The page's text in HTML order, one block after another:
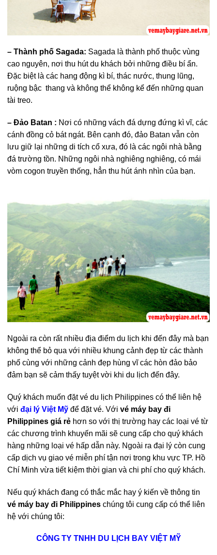
– Thành phố Sagada: Sagada là thành phố thuộc vùng
cao nguyên, nơi thu hút du khách bởi những điều bí ẩn.
Đặc biệt là các hang động kì bí, thác nước, thung lũng,
ruộng bậc thang và không thể không kể đến những quan
tài treo.
– Đảo Batan : Nơi có những vách đá dựng đứng kì vĩ, các
cánh đồng cỏ bát ngát. Bên cạnh đó, đảo Batan vẫn còn
lưu giữ lại những di tích cổ xưa, đó là các ngôi nhà bằng
đá trường tồn. Những ngôi nhà nghiêng nghiêng, có mái
vòm cogon truyền thống, hẳn thu hút ánh nhìn của bạn.
Ngoài ra còn rất nhiều địa điểm du lịch khi đến đây mà bạn
không thể bỏ qua với nhiều khung cảnh đẹp từ các thành
phố cùng với những cảnh đẹp hùng vĩ các hòn đảo bảo
đảm bạn sẽ cảm thấy tuyệt vời khi du lịch đến đây.
Quý khách muốn đặt vé du lịch Philippines có thể liên hệ
với đại lý Việt Mỹ để đặt vé. Với vé máy bay đi
Philippines giá rẻ hơn so với thị trường hay các loại vé từ
các chương trình khuyến mãi sẽ cung cấp cho quý khách
hàng những loại vé hấp dẫn này. Ngoài ra đại lý còn cung
cấp dịch vụ giao vé miễn phí tận nơi trong khu vực TP. Hồ
Chí Minh vừa tiết kiệm thời gian và chi phí cho quý khách.
Nếu quý khách đang có thắc mắc hay ý kiến về thông tin
vé máy bay đi Philippines chúng tôi cung cấp có thể liên
hệ với chúng tôi:
CÔNG TY TNHH DU LỊCH BAY VIỆT MỸ